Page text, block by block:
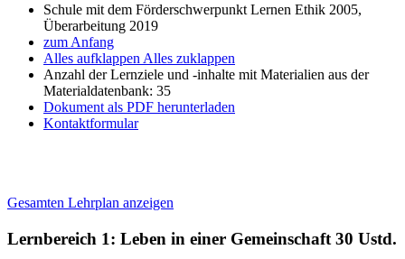
Schule mit dem Förderschwerpunkt Lernen Ethik 2005,
Überarbeitung 2019
zum Anfang
Alles aufklappen Alles zuklappen
Anzahl der Lernziele und -inhalte mit Materialien aus der
Materialdatenbank: 35
Dokument als PDF herunterladen
Kontaktformular
Gesamten Lehrplan anzeigen
Lernbereich 1: Leben in einer Gemeinschaft 30 Ustd.